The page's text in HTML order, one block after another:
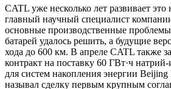
CATL уже несколько лет развивает это
главный научный специалист
основные производственные
батарей удалось решить, а будущие
хода до 600 км. В апреле CATL также
контракт на поставку 60 ГВт·ч
для систем накопления энергии
называл сделку первым крупным